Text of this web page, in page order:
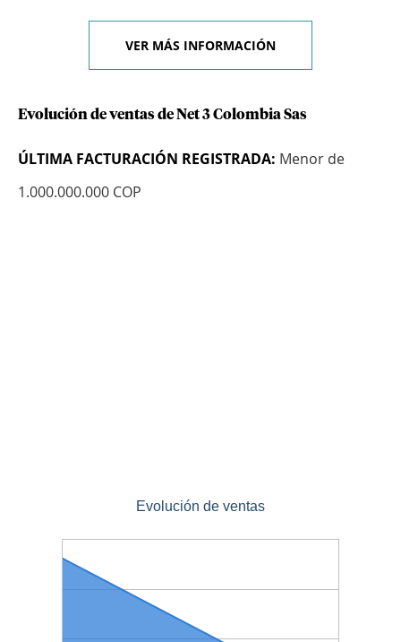
VER MÁS INFORMACIÓN
Evolución de ventas de Net 3 Colombia Sas
ÚLTIMA FACTURACIÓN REGISTRADA: Menor de
1.000.000.000 COP
Evolución de ventas